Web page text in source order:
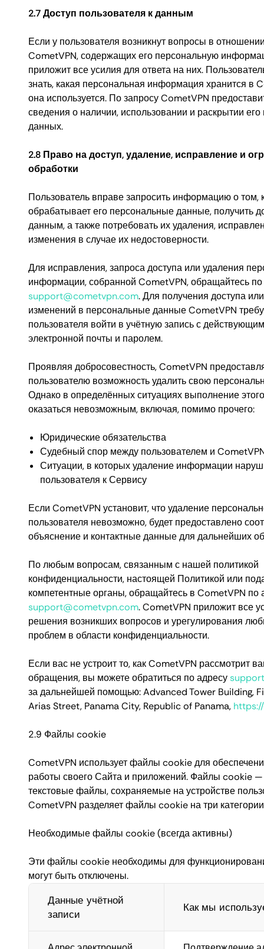
2.7 Доступ пользователя к данным
Если у пользователя возникнут вопросы в
CometVPN, содержащих его персональную
приложит все усилия для ответа на них.
знать, какая персональная информация хранится в
она используется. По запросу CometVPN
сведения о наличии, использовании и раскрытии
данных.
2.8 Право на доступ, удаление, исправление и
обработки
Пользователь вправе запросить информацию о том,
обрабатывает его персональные данные, получить
данным, а также потребовать их удаления,
изменения в случае их недостоверности.
Для исправления, запроса доступа или удаления
информации, собранной CometVPN, обращайтесь по
support@cometvpn.com. Для получения доступа
изменений в персональные данные CometVPN
пользователя войти в учётную запись с
электронной почты и паролем.
Проявляя добросовестность, CometVPN
пользователю возможность удалить свою
Однако в определённых ситуациях выполнение
оказаться невозможным, включая, помимо прочего:
Юридические обязательства
Судебный спор между пользователем и
Ситуации, в которых удаление информации
пользователя к Сервису
Если CometVPN установит, что удаление
пользователя невозможно, будет предоставлено
объяснение и контактные данные для дальнейших
По любым вопросам, связанным с нашей политикой
конфиденциальности, настоящей Политикой или
компетентные органы, обращайтесь в CometVPN по
support@cometvpn.com. CometVPN приложит все
решения возникших вопросов и урегулирования
проблем в области конфиденциальности.
Если вас не устроит то, как CometVPN рассмотрит
обращения, вы можете обратиться по адресу
за дальнейшей помощью: Advanced Tower Building,
Arias Street, Panama City, Republic of Panama,
2.9 Файлы cookie
CometVPN использует файлы cookie для
работы своего Сайта и приложений. Файлы cookie
текстовые файлы, сохраняемые на устройстве
CometVPN разделяет файлы cookie на три
Необходимые файлы cookie (всегда активны)
Эти файлы cookie необходимы для
могут быть отключены.
Данные учётной
записи
Как мы